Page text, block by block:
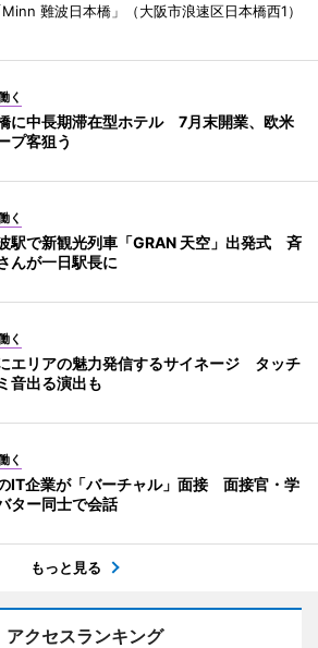
難波日本橋」（大阪市浪速区日本橋西1）
く
に中長期滞在型ホテル 7月末開業、欧米
プ客狙う
く
駅で新観光列車「GRAN 天空」出発式 斉
んが一日駅長に
く
エリアの魅力発信するサイネージ タッチ
音出る演出も
く
IT企業が「バーチャル」面接 面接官・学
ター同士で会話
もっと見る
アクセスランキング